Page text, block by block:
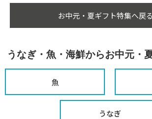
お中元・夏ギフト特集へ戻
うなぎ・魚・海鮮からお中元・
魚
うなぎ